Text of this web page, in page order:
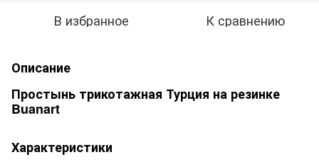
В избранное К сравнению
Описание
Простынь трикотажная Турция на резинке
Buanart
Характеристики